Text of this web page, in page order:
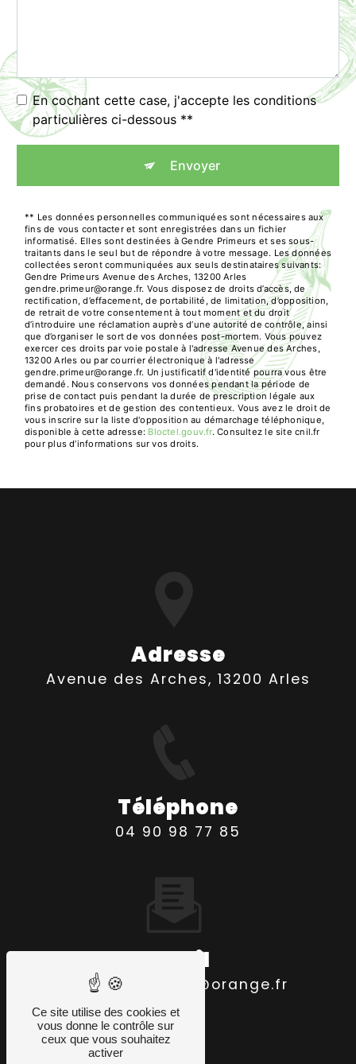
En cochant cette case, j'accepte les conditions
particulières ci-dessous **
Envoyer
** Les données personnelles communiquées sont nécessaires aux
fins de vous contacter et sont enregistrées dans un fichier
informatisé. Elles sont destinées à Gendre Primeurs et ses sous-
traitants dans le seul but de répondre à votre message. Les données
collectées seront communiquées aux seuls destinataires suivants:
Gendre Primeurs Avenue des Arches, 13200 Arles
gendre.primeur@orange.fr. Vous disposez de droits d’accès, de
rectification, d’effacement, de portabilité, de limitation, d’opposition,
de retrait de votre consentement à tout moment et du droit
d’introduire une réclamation auprès d’une autorité de contrôle, ainsi
que d’organiser le sort de vos données post-mortem. Vous pouvez
exercer ces droits par voie postale à l'adresse Avenue des Arches,
13200 Arles ou par courrier électronique à l'adresse
gendre.primeur@orange.fr. Un justificatif d'identité pourra vous être
demandé. Nous conservons vos données pendant la période de
prise de contact puis pendant la durée de prescription légale aux
fins probatoires et de gestion des contentieux. Vous avez le droit de
vous inscrire sur la liste d'opposition au démarchage téléphonique,
disponible à cette adresse: Bloctel.gouv.fr. Consultez le site cnil.fr
pour plus d’informations sur vos droits.
Adresse
Avenue des Arches, 13200 Arles
Téléphone
04 90 98 77 85
Email
gendre.primeur@orange.fr
Ce site utilise des cookies et
vous donne le contrôle sur
ceux que vous souhaitez
activer